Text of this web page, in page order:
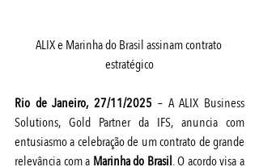
ALIX e Marinha do Brasil assinam contrato
estratégico
Rio de Janeiro, 27/11/2025 – A ALIX Business
Solutions, Gold Partner da IFS, anuncia com
entusiasmo a celebração de um contrato de grande
relevância com a Marinha do Brasil. O acordo visa a